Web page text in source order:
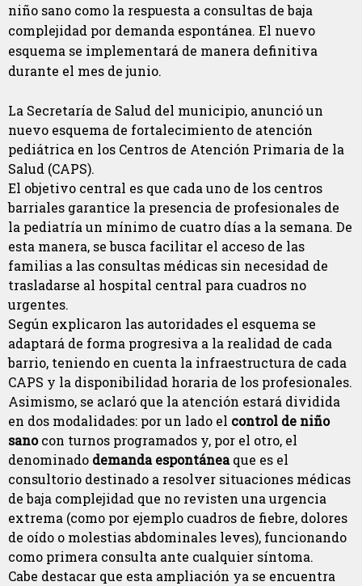
niño sano como la respuesta a consultas de baja
complejidad por demanda espontánea. El nuevo
esquema se implementará de manera definitiva
durante el mes de junio.
La Secretaría de Salud del municipio, anunció un
nuevo esquema de fortalecimiento de atención
pediátrica en los Centros de Atención Primaria de la
Salud (CAPS).
El objetivo central es que cada uno de los centros
barriales garantice la presencia de profesionales de
la pediatría un mínimo de cuatro días a la semana. De
esta manera, se busca facilitar el acceso de las
familias a las consultas médicas sin necesidad de
trasladarse al hospital central para cuadros no
urgentes.
Según explicaron las autoridades el esquema se
adaptará de forma progresiva a la realidad de cada
barrio, teniendo en cuenta la infraestructura de cada
CAPS y la disponibilidad horaria de los profesionales.
Asimismo, se aclaró que la atención estará dividida
en dos modalidades: por un lado el control de niño
sanocon turnos programados y, por el otro, el
denominado demanda espontáneaque es el
consultorio destinado a resolver situaciones médicas
de baja complejidad que no revisten una urgencia
extrema (como por ejemplo cuadros de fiebre, dolores
de oído o molestias abdominales leves), funcionando
como primera consulta ante cualquier síntoma.
Cabe destacar que esta ampliación ya se encuentra